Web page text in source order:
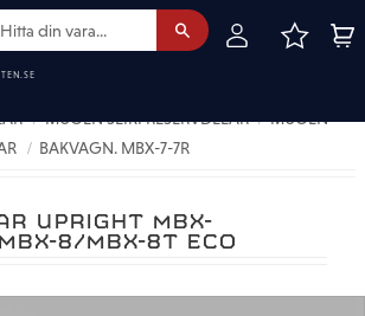
MUGEN SEIKI RESERVDELAR
MUGEN
BAKVAGN. MBX-7-7R
UPRIGHT MBX-
8/MBX-8T ECO